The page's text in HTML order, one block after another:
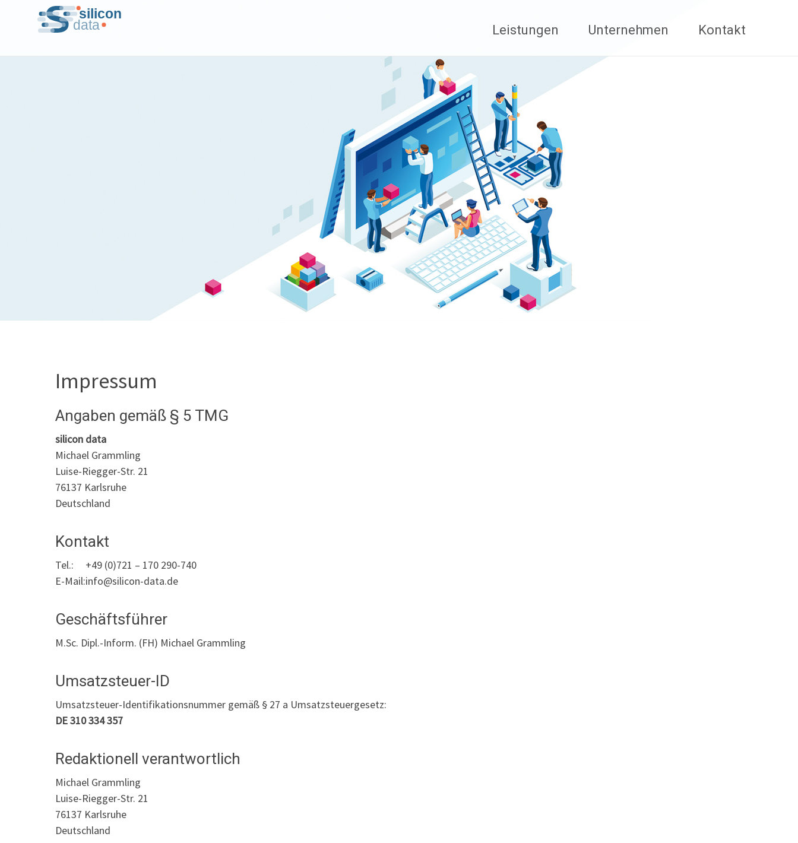
Leistungen Unternehmen Kontakt
Impressum
Angaben gemäß § 5 TMG
silicon data
Michael Grammling
Luise-Riegger-Str. 21
76137 Karlsruhe
Deutschland
Kontakt
Tel.:
E-Mail:
+49 (0)721 – 170 290-740
info@silicon-data.de
Geschäftsführer
M.Sc. Dipl.-Inform. (FH) Michael Grammling
Umsatzsteuer-ID
Umsatzsteuer-Identifikationsnummer gemäß § 27 a Umsatzsteuergesetz:
DE 310 334 357
Redaktionell verantwortlich
Michael Grammling
Luise-Riegger-Str. 21
76137 Karlsruhe
Deutschland